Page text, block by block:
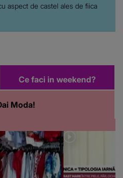
aspect de castel ales de fiica
Moda!
Ce faci in weekend?